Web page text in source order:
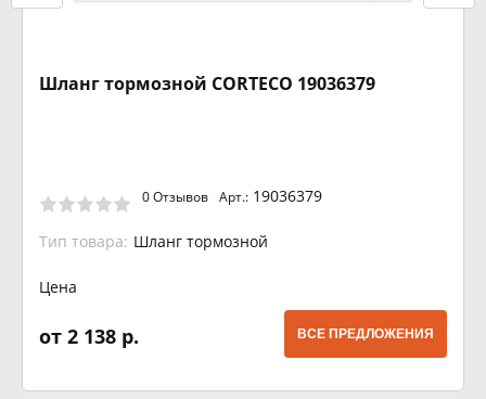
Шланг тормозной CORTECO 19036379
0 Отзывов Арт.: 19036379
Тип товара: Шланг тормозной
Цена
от 2 138 р. ВСЕ ПРЕДЛОЖЕНИЯ